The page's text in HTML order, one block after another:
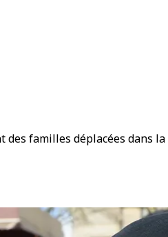
familles déplacées dans la